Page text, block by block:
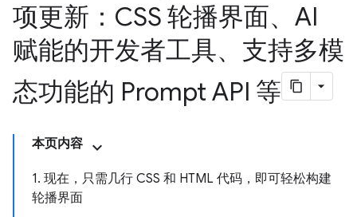
项更新：CSS 轮播界面、AI
赋能的开发者工具、支持多模
态功能的 Prompt API 等
本页内容
1. 现在，只需几行 CSS 和 HTML 代码，即可轻松构建
轮播界面